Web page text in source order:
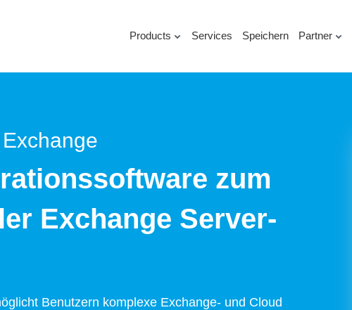
zum
Exchange Server-
Benutzern komplexe Exchange- und Cloud
Products Services Speichern Partner